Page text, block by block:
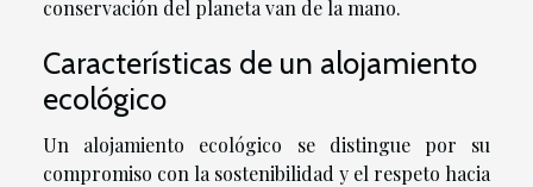
conservación del planeta van de la mano.
Características de un alojamiento
ecológico
Un alojamiento ecológico se distingue por su
compromiso con la sostenibilidad y el respeto hacia